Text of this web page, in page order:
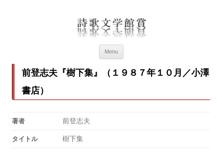
詩歌文学館賞
Menu
前登志夫『樹下集』（１９８７年１０月／小澤
書店）
著者 前登志夫
タイトル 樹下集